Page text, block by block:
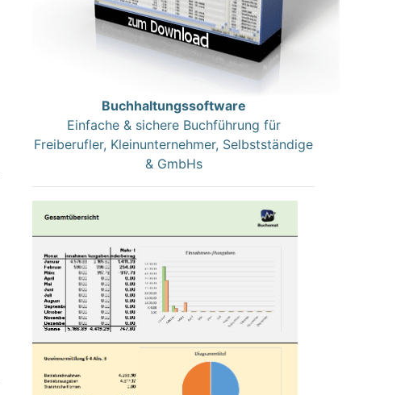
Buchhaltungssoftware
Einfache & sichere Buchführung für
Freiberufler, Kleinunternehmer, Selbstständige
& GmbHs